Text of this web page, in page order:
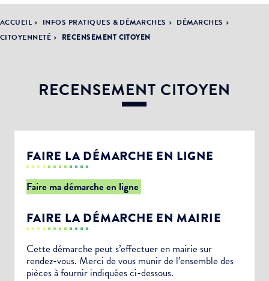
PRATIQUES &
DÉMARCHES
ACTUALITÉS &
ÉVÈNEMENTS
LA VILLE
DÉMOCRATIE
PARTICIPATIVE
ACCUEIL INFOS PRATIQUES & DÉMARCHES
DÉMARCHES
CITOYENNETÉ
RECENSEMENT CITOYEN
RECENSEMENT CITOYEN
FAIRE LA DÉMARCHE EN LIGNE
Faire ma démarche en ligne
FAIRE LA DÉMARCHE EN MAIRIE
Cette démarche peut s’effectuer en mairie sur
rendez-vous. Merci de vous munir de l’ensemble des
pièces à fournir indiquées ci-dessous.